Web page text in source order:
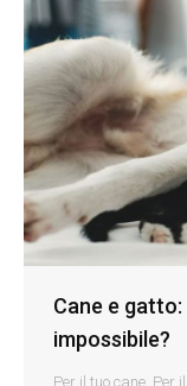
Cane e
impossibile?
Per il tuo cane Per